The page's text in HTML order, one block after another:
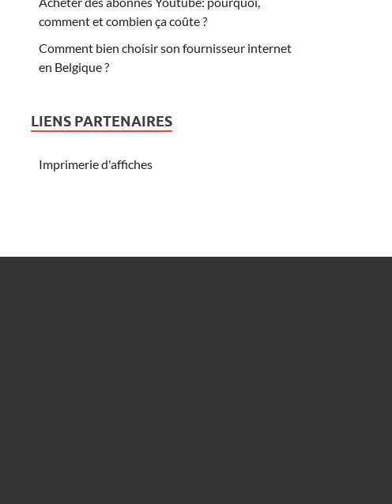
comment et combien ça coûte ?
Comment bien choisir son fournisseur internet
en Belgique ?
LIENS PARTENAIRES
Imprimerie d'affiches